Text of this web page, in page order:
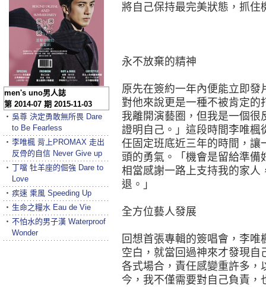
將自己保持最完美狀態，抓住
永不放棄的精神
原先在簽約一年內便能立即
對他來說更是一種不被肯定的
我離開演藝圈，但我是一個
證明自己。」這段時間李唯楓
任固定班底近三年的時間，讓
頭的勇氣。「機會是留給準備
相當感謝一路上支持我的家人
退。」
全方位藝人發展
回想首張專輯的簽唱會，李
空白，就當回過神來才發現
各式場合，責任感變重許多，
今，我不僅需要對自己負責
men's uno男人誌
第 2014-07 期 2015-11-03
‧ 吳尊 決定勇敢無所畏 Dare
to Be Fearless
‧ 李唯楓 背上PROMAX 走出
反骨的自信 Never Give up
‧ 丁噹 牡羊座的倔強 Dare to
Love
‧ 疾速 乘風 Speeding Up
‧ 生命之糧水 Eau de Vie
‧ 不怕水的男子漢 Waterproof
Wonder